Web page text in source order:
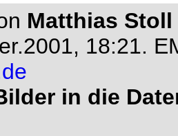
Matthias Stoll
18:21.
in die